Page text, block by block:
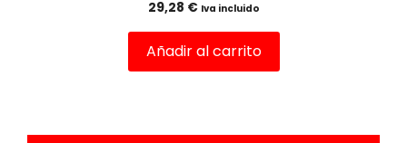
29,28 € Iva incluido
Añadir al carrito